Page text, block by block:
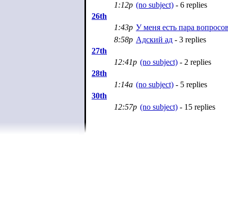
1:12p (no subject) - 6 replies
26th
1:43p У меня есть пара
8:58p Адский ад - 3 replies
27th
12:41p (no subject) - 2 replies
28th
1:14a (no subject) - 5 replies
30th
12:57p (no subject) - 15 replies